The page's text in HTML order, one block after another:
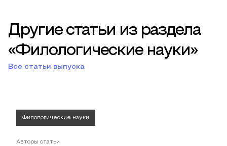
Другие статьи из раздела
«Филологические науки»
Все статьи выпуска
Филологические науки
Авторы статьи